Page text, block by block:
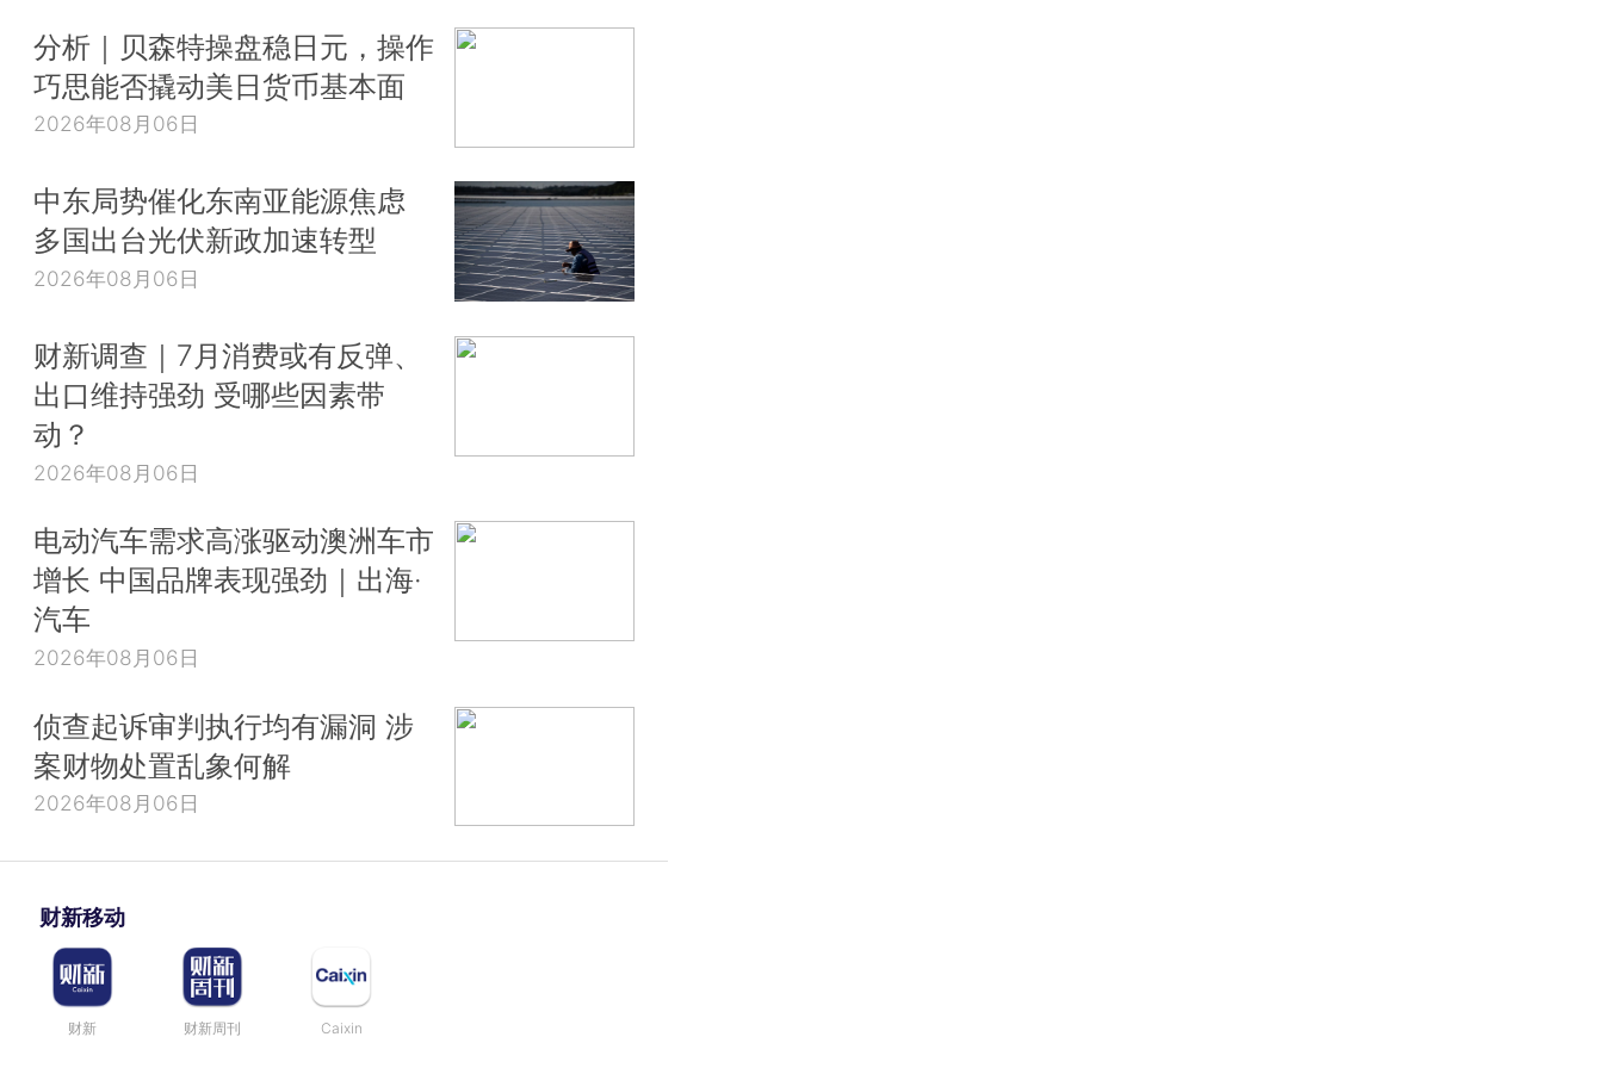
分析｜贝森特操盘稳日元，操作
巧思能否撬动美日货币基本面
2026年08月06日
中东局势催化东南亚能源焦虑
多国出台光伏新政加速转型
2026年08月06日
财新调查｜7月消费或有反弹、
出口维持强劲 受哪些因素带
动？
2026年08月06日
电动汽车需求高涨驱动澳洲车市
增长 中国品牌表现强劲｜出海·
汽车
2026年08月06日
侦查起诉审判执行均有漏洞 涉
案财物处置乱象何解
2026年08月06日
财新移动
财新 财新周刊 Caixin